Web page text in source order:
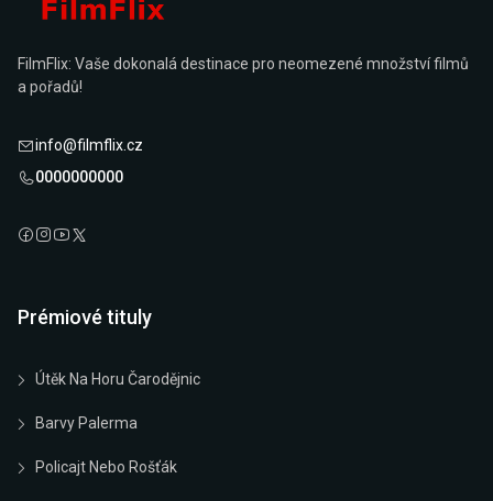
FilmFlix: Vaše dokonalá destinace pro neomezené množství filmů
a pořadů!
info@filmflix.cz
0000000000
Prémiové tituly
Útěk Na Horu Čarodějnic
Barvy Palerma
Policajt Nebo Rošťák